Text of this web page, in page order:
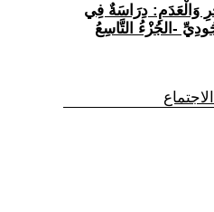
وَالْعَدَمِ: دِرَاسَةٌ فِي
-الجُزْءُ التَّاسِعُ